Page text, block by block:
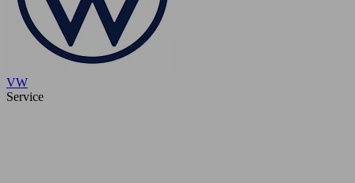
VW
Service